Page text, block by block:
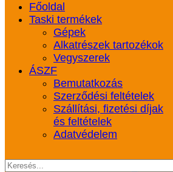
Főoldal
Taski termékek
Gépek
Alkatrészek tartozékok
Vegyszerek
ÁSZF
Bemutatkozás
Szerződési feltételek
Szállítási, fizetési díjak
és feltételek
Adatvédelem